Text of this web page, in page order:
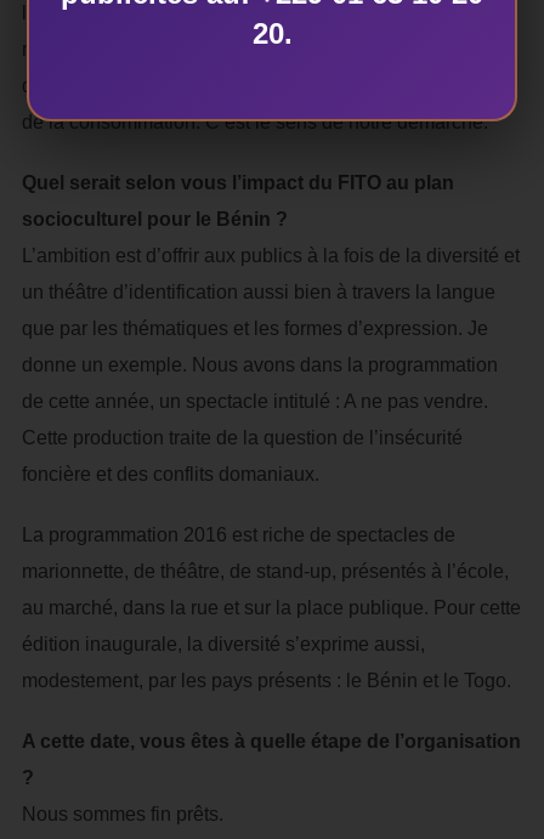
le risque d’aller vers eux, de les satisfaire,chercher une
nouvelle façon de soutenir la chaîne de production et de
diffusion théâtrale en centrant la démarche sur la qualité
de la consommation. C’est le sens de notre démarche.
Quel serait selon vous l’impact du FITO au plan
socioculturel pour le Bénin ?
L’ambition est d’offrir aux publics à la fois de la diversité et
un théâtre d’identification aussi bien à travers la langue
que par les thématiques et les formes d’expression. Je
donne un exemple. Nous avons dans la programmation
de cette année, un spectacle intitulé : A ne pas vendre.
Cette production traite de la question de l’insécurité
foncière et des conflits domaniaux.
La programmation 2016 est riche de spectacles de
marionnette, de théâtre, de stand-up, présentés à l’école,
au marché, dans la rue et sur la place publique. Pour cette
édition inaugurale, la diversité s’exprime aussi,
modestement, par les pays présents : le Bénin et le Togo.
A cette date, vous êtes à quelle étape de l’organisation
?
Nous sommes fin prêts.
20.